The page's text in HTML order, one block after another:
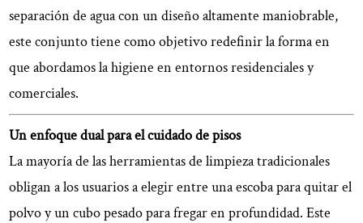
una
máxima
higiene
3
Diseñado
para
precisión
y
espacios
pequeños
separación de agua con un diseño altamente maniobrable,
este conjunto tiene como objetivo redefinir la forma en
que abordamos la higiene en entornos residenciales y
comerciales.
Un enfoque dual para el cuidado de pisos
La mayoría de las herramientas de limpieza tradicionales
obligan a los usuarios a elegir entre una escoba para quitar el
polvo y un cubo pesado para fregar en profundidad. Este